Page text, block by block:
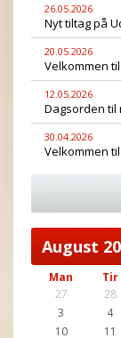
26.05.2026
Nyt tiltag på
20.05.2026
Velkommen
12.05.2026
Dagsorden
30.04.2026
Velkommen
August
Man Tir
27
28
3
4
10
11